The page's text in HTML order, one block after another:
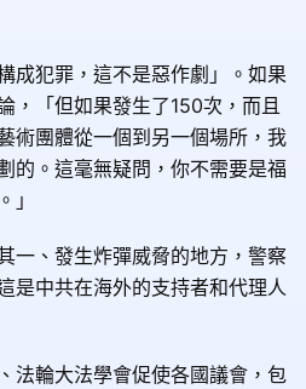
成犯罪，這不是惡作劇」。如果
，「但如果發生了150次，而且
術團體從一個到另一個場所，我
的。這毫無疑問，你不需要是福
」
一、發生炸彈威脅的地方，警察
是中共在海外的支持者和代理人
法輪大法學會促使各國議會，包